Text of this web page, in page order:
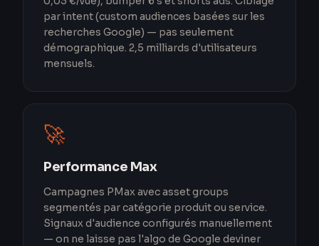
par intent (custom audiences basées sur les
recherches Google) — pas seulement
démographique. 2,5 milliards d'utilisateurs
mensuels.
🚀
Performance Max
Campagnes PMax avec asset groups
segmentés par catégorie produit ou service.
Signaux d'audience configurés manuellement
— on ne laisse pas l'algo de Google deviner